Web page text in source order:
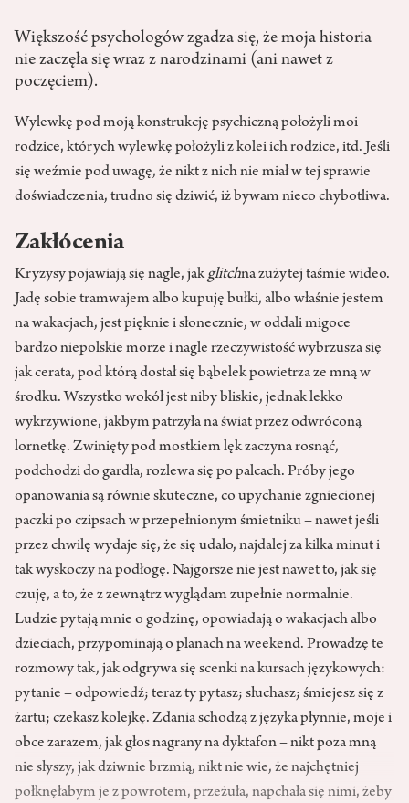
Większość psychologów zgadza się, że moja historia
nie zaczęła się wraz z narodzinami (ani nawet z
poczęciem).
Wylewkę pod moją konstrukcję psychiczną położyli moi
rodzice, których wylewkę położyli z kolei ich rodzice, itd. Jeśli
się weźmie pod uwagę, że nikt z nich nie miał w tej sprawie
doświadczenia, trudno się dziwić, iż bywam nieco chybotliwa.
Zakłócenia
Kryzysy pojawiają się nagle, jakglitchna zużytej taśmie wideo.
Jadę sobie tramwajem albo kupuję bułki, albo właśnie jestem
na wakacjach, jest pięknie i słonecznie, w oddali migoce
bardzo niepolskie morze i nagle rzeczywistość wybrzusza się
jak cerata, pod którą dostał się bąbelek powietrza ze mną w
środku. Wszystko wokół jest niby bliskie, jednak lekko
wykrzywione, jakbym patrzyła na świat przez odwróconą
lornetkę. Zwinięty pod mostkiem lęk zaczyna rosnąć,
podchodzi do gardła, rozlewa się po palcach. Próby jego
opanowania są równie skuteczne, co upychanie zgniecionej
paczki po czipsach w przepełnionym śmietniku – nawet jeśli
przez chwilę wydaje się, że się udało, najdalej za kilka minut i
tak wyskoczy na podłogę. Najgorsze nie jest nawet to, jak się
czuję, a to, że z zewnątrz wyglądam zupełnie normalnie.
Ludzie pytają mnie o godzinę, opowiadają o wakacjach albo
dzieciach, przypominają o planach na weekend. Prowadzę te
rozmowy tak, jak odgrywa się scenki na kursach językowych:
pytanie – odpowiedź; teraz ty pytasz; słuchasz; śmiejesz się z
żartu; czekasz kolejkę. Zdania schodzą z języka płynnie, moje i
obce zarazem, jak głos nagrany na dyktafon – nikt poza mną
nie słyszy, jak dziwnie brzmią, nikt nie wie, że najchętniej
połknęłabym je z powrotem, przeżuła, napchała się nimi, żeby